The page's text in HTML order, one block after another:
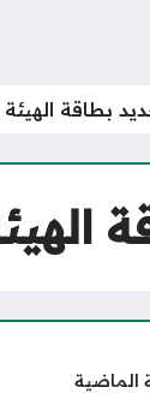
بطاقة
الماضية